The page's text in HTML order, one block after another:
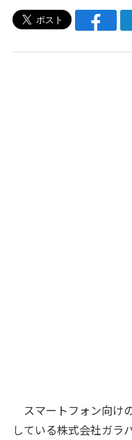
スマートフォン向け
している株式会社ガラ